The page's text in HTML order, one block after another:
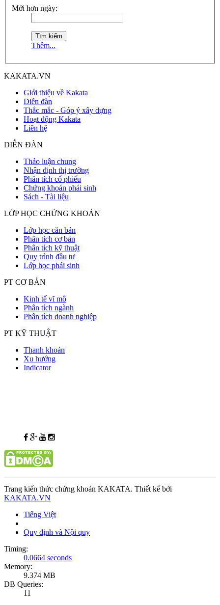
Mới hơn ngày:
Thêm...
KAKATA.VN
Giới thiệu về Kakata
Diễn đàn
Thắc mắc - Góp ý xây dựng
Hoạt động Kakata
Liên hệ
DIỄN ĐÀN
Thảo luận chung
Nhận định thị trường
Phân tích cổ phiếu
Chứng khoán phái sinh
Sách - Tài liệu
LỚP HỌC CHỨNG KHOÁN
Lớp học căn bản
Phân tích cơ bản
Phân tích kỹ thuật
Quy trình đầu tư
Lớp học phái sinh
PT CƠ BẢN
Kinh tế vĩ mô
Phân tích ngành
Phân tích doanh nghiệp
PT KỸ THUẬT
Thanh khoản
Xu hướng
Indicator
Trang kiến thức chứng khoán KAKATA. Thiết kế bởi
KAKATA.VN
Tiếng Việt
Quy định và Nội quy
Timing:
0.0664 seconds
Memory:
9.374 MB
DB Queries:
11